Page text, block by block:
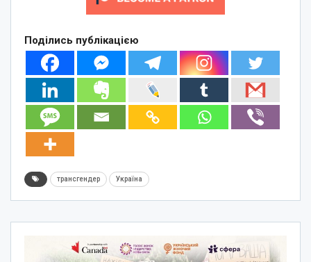
Поділись публікацією
трансгендер Україна